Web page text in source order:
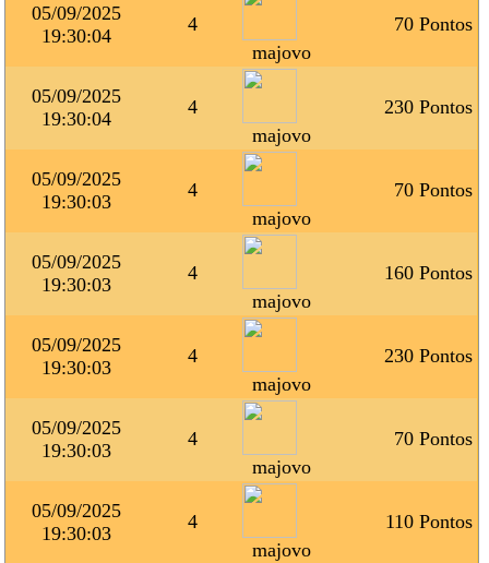
05/09/2025
19:30:04
4
majovo
70 Pontos
05/09/2025
19:30:04
4
majovo
230 Pontos
05/09/2025
19:30:03
4
majovo
70 Pontos
05/09/2025
19:30:03
4
majovo
160 Pontos
05/09/2025
19:30:03
4
majovo
230 Pontos
05/09/2025
19:30:03
4
majovo
70 Pontos
05/09/2025
19:30:03
4
majovo
110 Pontos